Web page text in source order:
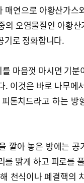
매연으로 아황산가스
의 오염물질인 아황
기로 정화합니다.
마음껏 마시면 기
이것은 바로 나무에
톤치드라고 하는 방
깔아 놓은 방에는
를 맑게 하고 피로를
천식이나 폐결핵의